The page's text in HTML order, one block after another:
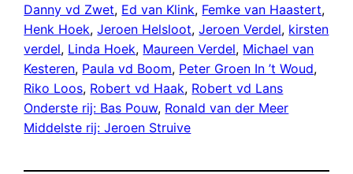
Danny vd Zwet, Ed van Klink, Femke van Haastert
Henk Hoek, Jeroen Helsloot, Jeroen Verdel, kirsten
verdel, Linda Hoek, Maureen Verdel, Michael van
Kesteren, Paula vd Boom, Peter Groen In ’t Woud
Riko Loos, Robert vd Haak, Robert vd Lans
Onderste rij: Bas Pouw, Ronald van der Meer
Middelste rij: Jeroen Struive